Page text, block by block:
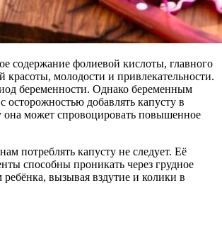
содержание фолиевой кислоты, главного
красоты, молодости и привлекательности.
беременности. Однако беременным
добавлять капусту в
она может спровоцировать повышенное
потреблять капусту не следует. Её
способны проникать через грудное
вызывая вздутие и колики в